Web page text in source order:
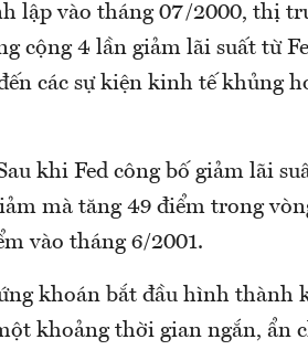
lập vào tháng 07/2000, thị
cộng 4 lần giảm lãi suất từ
các sự kiện kinh tế khủng
khi Fed công bố giảm lãi
mà tăng 49 điểm trong
vào tháng 6/2001.
khoán bắt đầu hình
khoảng thời gian ngắn, ẩn